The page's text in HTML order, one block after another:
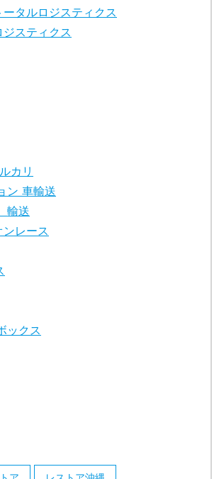
タルロジスティクス
スティクス
カリ
ン 車輸送
輸送
レース
ックス